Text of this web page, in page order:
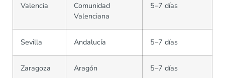
Valencia
Comunidad
Valenciana
5–7 días
Sevilla Andalucía 5–7 días
Zaragoza Aragón 5–7 días